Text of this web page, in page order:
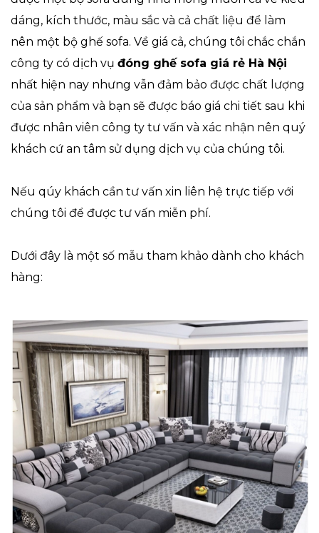
dáng, kích thước, màu sắc và cả chất liệu để làm
nên một bộ ghế sofa. Về giá cả, chúng tôi chắc chắn
công ty có dịch vụ đóng ghế sofa giá rẻ Hà Nội
nhất hiện nay nhưng vẫn đảm bảo được chất lượng
của sản phẩm và bạn sẽ được báo giá chi tiết sau khi
được nhân viên công ty tư vấn và xác nhận nên quý
khách cứ an tâm sử dụng dịch vụ của chúng tôi.
Nếu qúy khách cần tư vấn xin liên hệ trực tiếp với
chúng tôi để được tư vấn miễn phí.
Dưới đây là một số mẫu tham khảo dành cho khách
hàng: